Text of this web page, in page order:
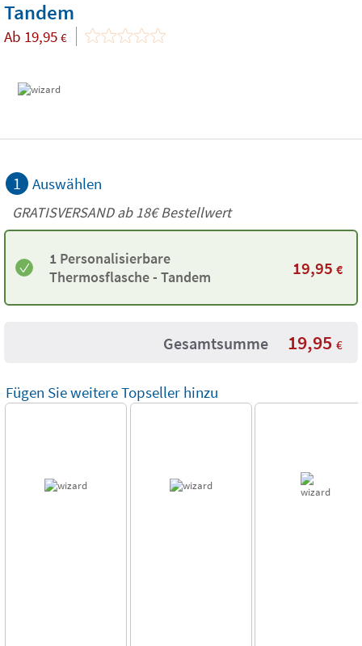
Tandem
Ab 19,95 €
1 Auswählen
GRATISVERSAND ab18€Bestellwert
1 Personalisierbare
Thermosflasche - Tandem
19,95 €
Gesamtsumme 19,95 €
Fügen Sie weitere Topseller hinzu